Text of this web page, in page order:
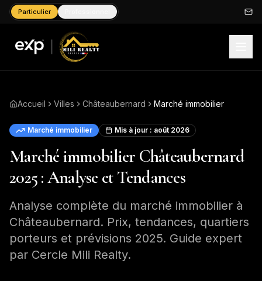
Particulier
Accueil Villes Châteaubernard Marché immobilier
Marché immobilier Mis à jour : août 2026
Marché immobilier Châteaubernard
2025 : Analyse et Tendances
Analyse complète du marché immobilier à
Châteaubernard. Prix, tendances, quartiers
porteurs et prévisions 2025. Guide expert
par Cercle Mili Realty.